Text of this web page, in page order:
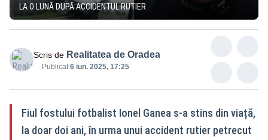
LA O LUNĂ DUPĂ ACCIDENTUL RUTIER
Scris de Realitatea de Oradea
Publicat:6 iun. 2025, 17:25
Fiul fostului fotbalist Ionel Ganea s-a stins din viață,
la doar doi ani, în urma unui accident rutier petrecut